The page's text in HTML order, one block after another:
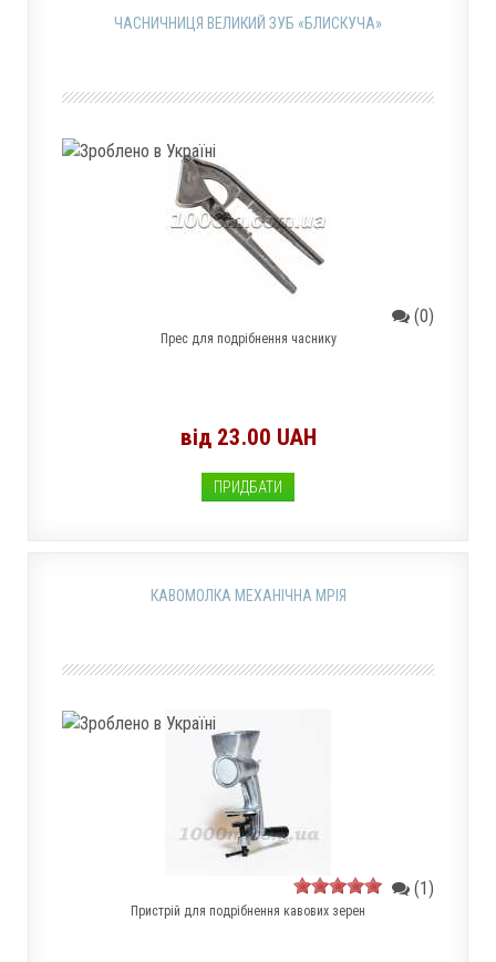
ЧАСНИЧНИЦЯ ВЕЛИКИЙ ЗУБ «БЛИСКУЧА»
(0)
Прес для подрібнення часнику
від 23.00 UAH
ПРИДБАТИ
КАВОМОЛКА МЕХАНІЧНА МРІЯ
(1)
Пристрій для подрібнення кавових зерен